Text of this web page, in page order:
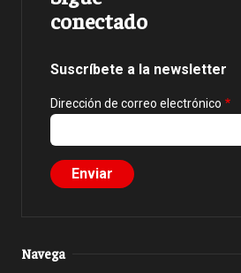
conectado
Suscríbete a la newsletter
Dirección de correo electrónico
Navega